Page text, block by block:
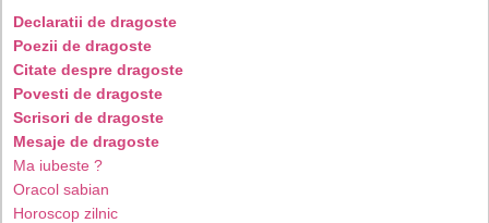
Declaratii de dragoste
Poezii de dragoste
Citate despre dragoste
Povesti de dragoste
Scrisori de dragoste
Mesaje de dragoste
Ma iubeste ?
Oracol sabian
Horoscop zilnic